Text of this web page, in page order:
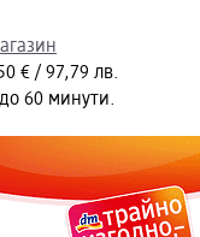
€ / 97,79 лв.
60 минути.